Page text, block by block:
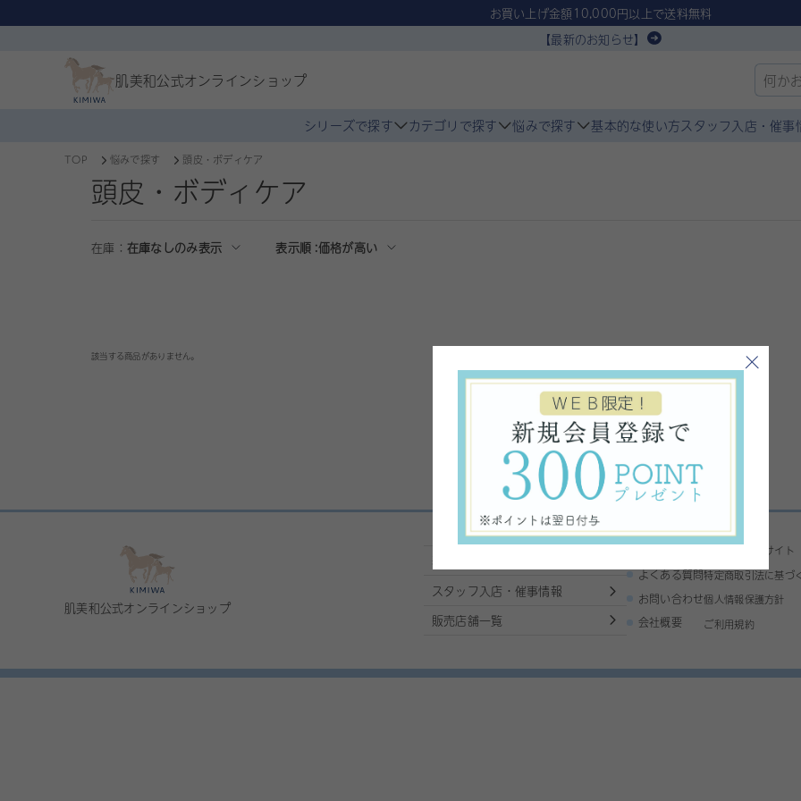
お買い上げ金額10,000円以上で送料無料
【最新のお知らせ】
肌美和公式オンラインショップ
シリーズで探す カテゴリで探す 悩みで探す 基本的な使い方スタッフ入店・催事
TOP 悩みで探す 頭皮・ボディケア
頭皮・ボディケア
在庫： 在庫なしのみ表示 表示順 :価格が高い
該当する商品がありません。
肌美和公式オンラインショップ
スタッフ入店・催事情報
販売店舗一覧
よくある質問
お問い合わせ
会社概要
コーポレートサイト
特定商取引法に基づ
個人情報保護方針
ご利用規約